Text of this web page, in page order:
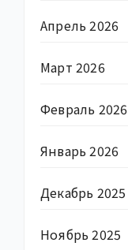
Апрель 2026
Март 2026
Февраль 2026
Январь 2026
Декабрь 2025
Ноябрь 2025